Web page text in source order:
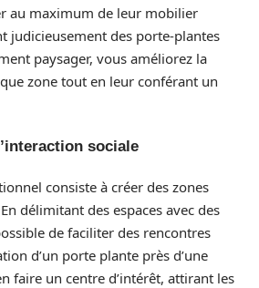
au maximum de leur mobilier
judicieusement des porte-plantes
paysager, vous améliorez la
zone tout en leur conférant un
sociale
consiste à créer des zones
délimitant des espaces avec des
de faciliter des rencontres
d’un porte plante près d’une
faire un centre d’intérêt, attirant les